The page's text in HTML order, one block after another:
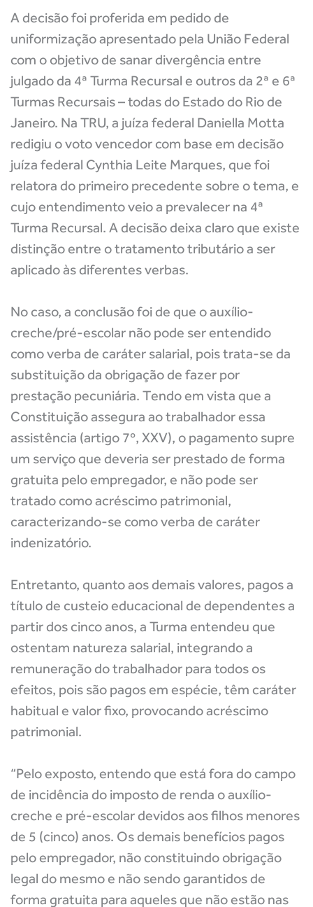
A decisão foi proferida em pedido de
uniformização apresentado pela União Federal
com o objetivo de sanar divergência entre
julgado da 4ª Turma Recursal e outros da 2ª e 6ª
Turmas Recursais – todas do Estado do Rio de
Janeiro. Na TRU, a juíza federal Daniella Motta
redigiu o voto vencedor com base em decisão
juíza federal Cynthia Leite Marques, que foi
relatora do primeiro precedente sobre o tema, e
cujo entendimento veio a prevalecer na 4ª
Turma Recursal. A decisão deixa claro que existe
distinção entre o tratamento tributário a ser
aplicado às diferentes verbas.
No caso, a conclusão foi de que o auxílio-
creche/pré-escolar não pode ser entendido
como verba de caráter salarial, pois trata-se da
substituição da obrigação de fazer por
prestação pecuniária. Tendo em vista que a
Constituição assegura ao trabalhador essa
assistência (artigo 7º, XXV), o pagamento supre
um serviço que deveria ser prestado de forma
gratuita pelo empregador, e não pode ser
tratado como acréscimo patrimonial,
caracterizando-se como verba de caráter
indenizatório.
Entretanto, quanto aos demais valores, pagos a
título de custeio educacional de dependentes a
partir dos cinco anos, a Turma entendeu que
ostentam natureza salarial, integrando a
remuneração do trabalhador para todos os
efeitos, pois são pagos em espécie, têm caráter
habitual e valor fixo, provocando acréscimo
patrimonial.
“Pelo exposto, entendo que está fora do campo
de incidência do imposto de renda o auxílio-
creche e pré-escolar devidos aos filhos menores
de 5 (cinco) anos. Os demais benefícios pagos
pelo empregador, não constituindo obrigação
legal do mesmo e não sendo garantidos de
forma gratuita para aqueles que não estão nas